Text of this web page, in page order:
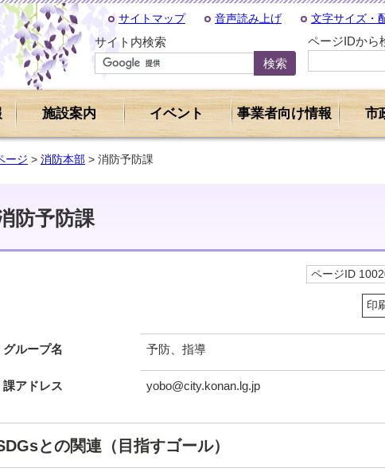
サイトマップ 音声読み上げ 文字サイズ・
サイト内検索 ページIDから
施設案内 イベント 事業者向け情報 市
ージ > 消防本部 > 消防予防課
防予防課
ページID
印
グループ名 予防、指導
課アドレス yobo@city.konan.lg.jp
との関連（目指すゴール）